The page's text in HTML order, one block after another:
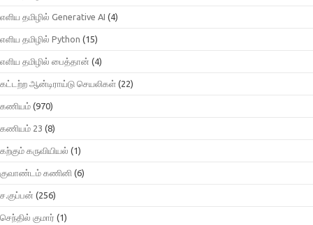
எளிய தமிழில் Generative AI (4)
எளிய தமிழில் Python (15)
எளிய தமிழில் பைத்தான் (4)
கட்டற்ற ஆன்டிராய்டு செயலிகள் (22)
கணியம் (970)
கணியம் 23 (8)
கற்கும் கருவியியல் (1)
குவாண்டம் கணினி (6)
ச.குப்பன் (256)
செந்தில் குமார் (1)